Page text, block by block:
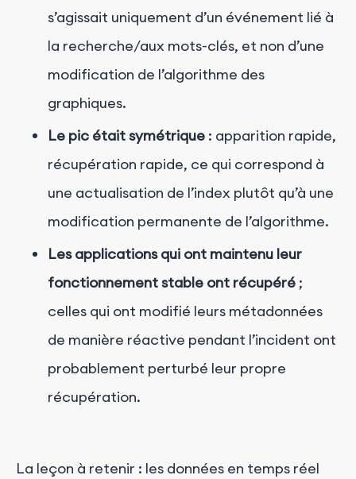
s’agissait uniquement d’un événement lié à
la recherche/aux mots-clés, et non d’une
modification de l’algorithme des
graphiques.
Le pic était symétrique : apparition rapide,
récupération rapide, ce qui correspond à
une actualisation de l’index plutôt qu’à une
modification permanente de l’algorithme.
Les applications qui ont maintenu leur
fonctionnement stable ont récupéré ;
celles qui ont modifié leurs métadonnées
de manière réactive pendant l’incident ont
probablement perturbé leur propre
récupération.
La leçon à retenir : les données en temps réel